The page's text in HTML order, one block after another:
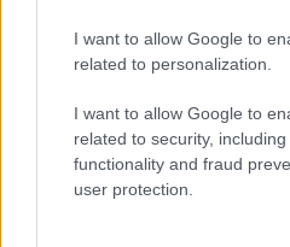
I want to allow Google to
related to personalization.
I want to allow Google to
related to security,
functionality and fraud
user protection.
Képző